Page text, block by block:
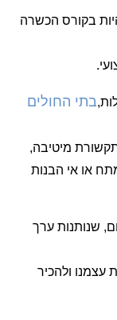
בקורס הכשרה
בתי החולים
תקשורת מיטיבה,
או אי הבנות
שנותנות ערך
עצמנו ולהכיר